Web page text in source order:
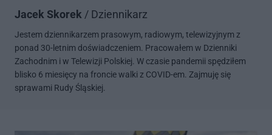
Jacek Skorek / Dziennikarz
Jestem dziennikarzem prasowym, radiowym, telewizyjnym z
ponad 30-letnim doświadczeniem. Pracowałem w Dzienniki
Zachodnim i w Telewizji Polskiej. W czasie pandemii spędziłem
blisko 6 miesięcy na froncie walki z COVID-em. Zajmuję się
sprawami Rudy Śląskiej.